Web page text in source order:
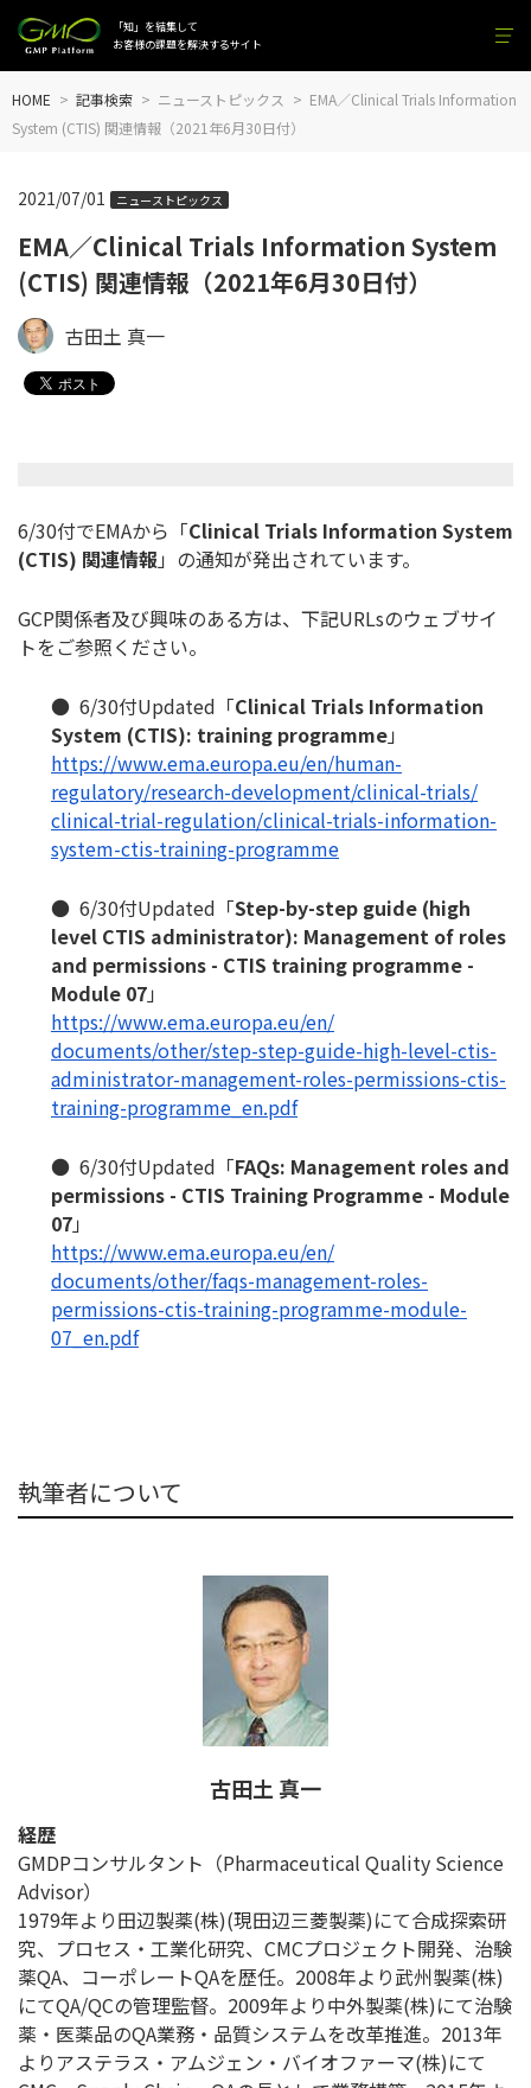
「知」を結集して
お客様の課題を解決するサイト
HOME 記事検索 ニューストピックス
EMA／Clinical Trials Information
System (CTIS) 関連情報（2021年6月30日付）
EMA／Clinical Trials Information System
(CTIS) 関連情報（2021年6月30日付）
2021/07/01 ニューストピックス
古田土 真一
6/30付でEMAから「Clinical Trials Information System
(CTIS) 関連情報」の通知が発出されています。
GCP関係者及び興味のある方は、下記URLsのウェブサイ
トを ご参照ください。
● 6/30付Updated「Clinical Trials Information
System (CTIS): training programme」
https://www.ema.europa.eu/en/human-
regulatory/research-development/clinical-trials/
clinical-trial-regulation/clinical-trials-information-
system-ctis-training-programme
● 6/30付Updated「Step-by-step guide (high
level CTIS administrator): Management of roles
and permissions - CTIS training programme -
Module 07」
https://www.ema.europa.eu/en/
documents/other/step-step-guide-high-level-ctis-
administrator-management-roles-permissions-ctis-
training-programme_en.pdf
● 6/30付Updated「FAQs: Management roles and
permissions - CTIS Training Programme - Module
07」
https://www.ema.europa.eu/en/
documents/other/faqs-management-roles-
permissions-ctis-training-programme-module-
07_en.pdf
執筆者について
古田土 真一
経歴
GMDPコンサルタント（Pharmaceutical Quality Science
Advisor）
1979年より田辺製薬(株)(現田辺三菱製薬)にて合成探索研
究、プロセス・工業化研究、CMCプロジェクト開発、治験
薬QA、コーポレートQAを歴任。2008年より武州製薬(株)
にてQA/QCの管理監督。2009年より中外製薬(株)にて治験
薬・医薬品のQA業務・品質システムを改革推進。2013年
よりアステラス・アムジェン・バイオファーマ(株)にて